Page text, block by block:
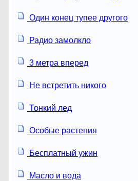
Один конец тупее другого
Радио замолкло
3 метра вперед
Не встретить никого
Тонкий лед
Особые растения
Бесплатный ужин
Масло и вода